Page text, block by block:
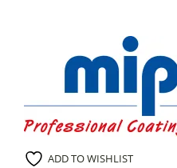
ADD TO WISHLIST